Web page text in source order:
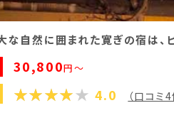
な自然に囲まれた寛ぎの宿は、
30,800円～
4.0 （口コミ4